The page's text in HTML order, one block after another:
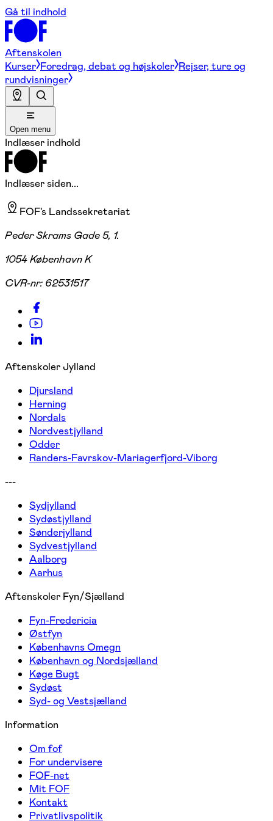
Gå til indhold
Aftenskolen
Kurser Foredrag, debat og højskoler Rejser, ture og
rundvisninger
Open menu
Indlæser indhold
Indlæser siden...
FOF's Landssekretariat
Peder Skrams Gade 5, 1.
1054 København K
CVR-nr: 62531517
Aftenskoler Jylland
Djursland
Herning
Nordals
Nordvestjylland
Odder
Randers-Favrskov-Mariagerfjord-Viborg
---
Sydjylland
Sydøstjylland
Sønderjylland
Sydvestjylland
Aalborg
Aarhus
Aftenskoler Fyn/Sjælland
Fyn-Fredericia
Østfyn
Københavns Omegn
København og Nordsjælland
Køge Bugt
Sydøst
Syd- og Vestsjælland
Information
Om fof
For undervisere
FOF-net
Mit FOF
Kontakt
Privatlivspolitik